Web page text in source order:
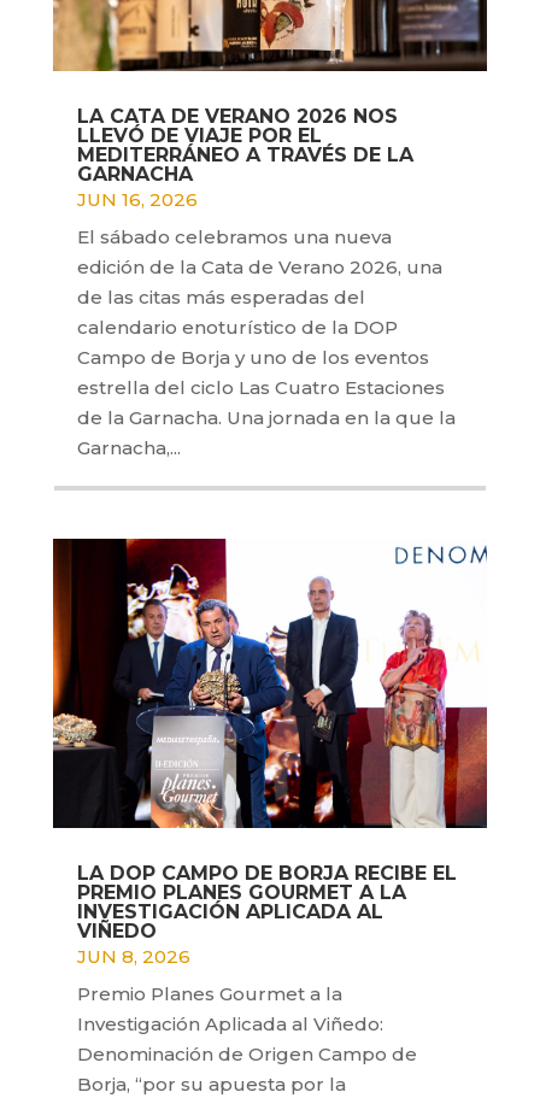
LA CATA DE VERANO 2026 NOS
LLEVÓ DE VIAJE POR EL
MEDITERRÁNEO A TRAVÉS DE LA
GARNACHA
JUN 16, 2026
El sábado celebramos una nueva
edición de la Cata de Verano 2026, una
de las citas más esperadas del
calendario enoturístico de la DOP
Campo de Borja y uno de los eventos
estrella del ciclo Las Cuatro Estaciones
de la Garnacha. Una jornada en la que la
Garnacha,...
LA DOP CAMPO DE BORJA RECIBE EL
PREMIO PLANES GOURMET A LA
INVESTIGACIÓN APLICADA AL
VIÑEDO
JUN 8, 2026
Premio Planes Gourmet a la
Investigación Aplicada al Viñedo:
Denominación de Origen Campo de
Borja, “por su apuesta por la